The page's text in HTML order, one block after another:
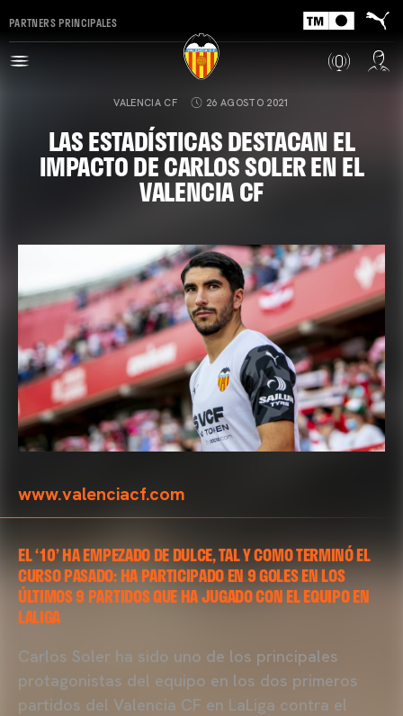
PARTNERS PRINCIPALES
VALENCIA CF 26 AGOSTO 2021
LAS ESTADÍSTICAS DESTACAN EL
IMPACTO DE CARLOS SOLER EN EL
VALENCIA CF
www.valenciacf.com
EL ‘10’ HA EMPEZADO DE DULCE, TAL Y COMO TERMINÓ EL
CURSO PASADO: HA PARTICIPADO EN 9 GOLES EN LOS
ÚLTIMOS 9 PARTIDOS QUE HA JUGADO CON EL EQUIPO EN
LALIGA
Carlos Soler ha sido uno de los principales
protagonistas del equipo en los dos primeros
partidos del Valencia CF en LaLiga contra el